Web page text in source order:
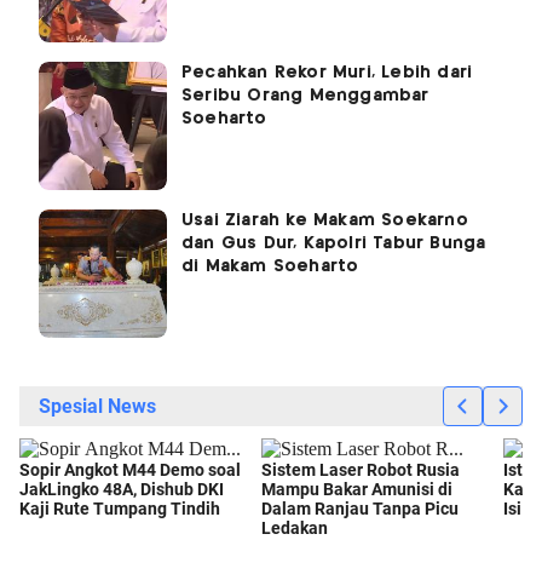
Pecahkan Rekor Muri, Lebih dari
Seribu Orang Menggambar
Soeharto
Usai Ziarah ke Makam Soekarno
dan Gus Dur, Kapolri Tabur Bunga
di Makam Soeharto